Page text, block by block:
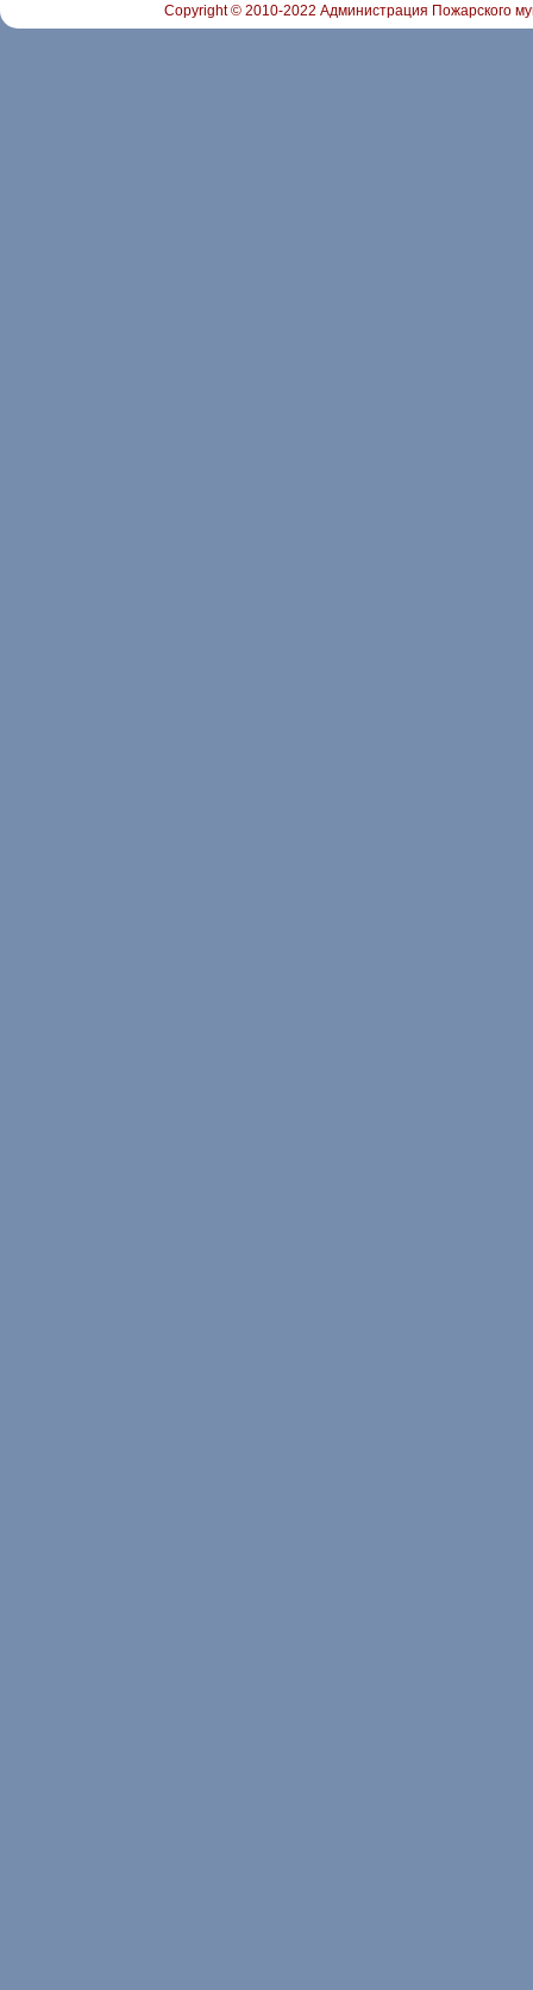
Copyright © 2010-2022 Администрация Пожарского